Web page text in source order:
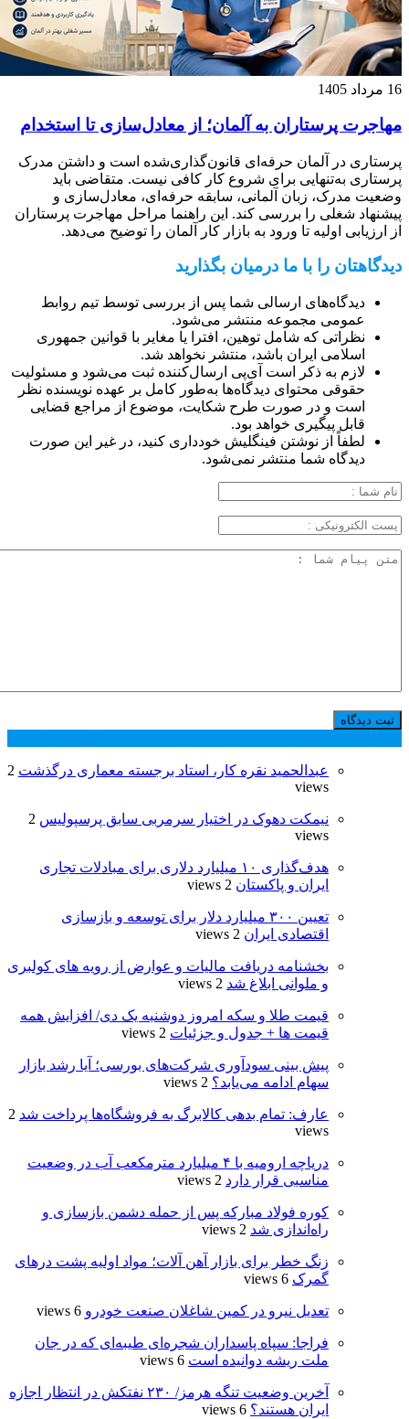
16 مرداد 1405
مهاجرت پرستاران به آلمان؛ از معادل‌سازی تا استخدام
پرستاری در آلمان حرفه‌ای قانون‌گذاری‌شده است و داشتن مدرک
پرستاری به‌تنهایی برای شروع کار کافی نیست. متقاضی باید
وضعیت مدرک، زبان آلمانی، سابقه حرفه‌ای، معادل‌سازی و
پیشنهاد شغلی را بررسی کند. این راهنما مراحل مهاجرت پرستاران
از ارزیابی اولیه تا ورود به بازار کار آلمان را توضیح می‌دهد.
دیدگاهتان را با ما درمیان بگذارید
دیدگاه‌های ارسالی شما پس از بررسی توسط تیم روابط
عمومی مجموعه منتشر می‌شود.
نظراتی که شامل توهین، افترا یا مغایر با قوانین جمهوری
اسلامی ایران باشد، منتشر نخواهد شد.
لازم به ذکر است آی‌پی ارسال‌کننده ثبت می‌شود و مسئولیت
حقوقی محتوای دیدگاه‌ها به‌طور کامل بر عهده نویسنده نظر
است و در صورت طرح شکایت، موضوع از مراجع قضایی
قابل پیگیری خواهد بود.
لطفاً از نوشتن فینگلیش خودداری کنید، در غیر این صورت
دیدگاه شما منتشر نمی‌شود.
عبدالحمید نقره کار، استاد برجسته معماری درگذشت 2
views
نیمکت دهوک در اختیار سرمربی سابق پرسپولیس 2
views
هدف‌گذاری ۱۰ میلیارد دلاری برای مبادلات تجاری
ایران و پاکستان 2 views
تعیین ۳۰۰ میلیارد دلار برای توسعه و بازسازی
اقتصادی ایران 2 views
بخشنامه دریافت مالیات و عوارض از رویه های کولبری
و ملوانی ابلاغ شد 2 views
قیمت طلا و سکه امروز دوشنبه یک دی/ افزایش همه
قیمت ها + جدول و جزئیات 2 views
پیش بینی سودآوری شرکت‌های بورسی؛ آیا رشد بازار
سهام ادامه می‌یابد؟ 2 views
عارف: تمام بدهی کالابرگ به فروشگاه‌ها پرداخت شد 2
views
دریاچه ارومیه با ۴ میلیارد مترمکعب آب در وضعیت
مناسبی قرار دارد 2 views
کوره فولاد مبارکه پس از حمله دشمن بازسازی و
راه‌اندازی شد 2 views
زنگ خطر برای بازار آهن آلات؛ مواد اولیه پشت درهای
گمرک 6 views
تعدیل نیرو در کمین شاغلان صنعت خودرو 6 views
فراجا: سپاه پاسداران شجره‌ای طیبه‌ای که در جان
ملت ریشه دوانیده است 6 views
آخرین وضعیت تنگه هرمز/ ۲۳۰ نفتکش در انتظار اجازه
ایران هستند؟ 6 views